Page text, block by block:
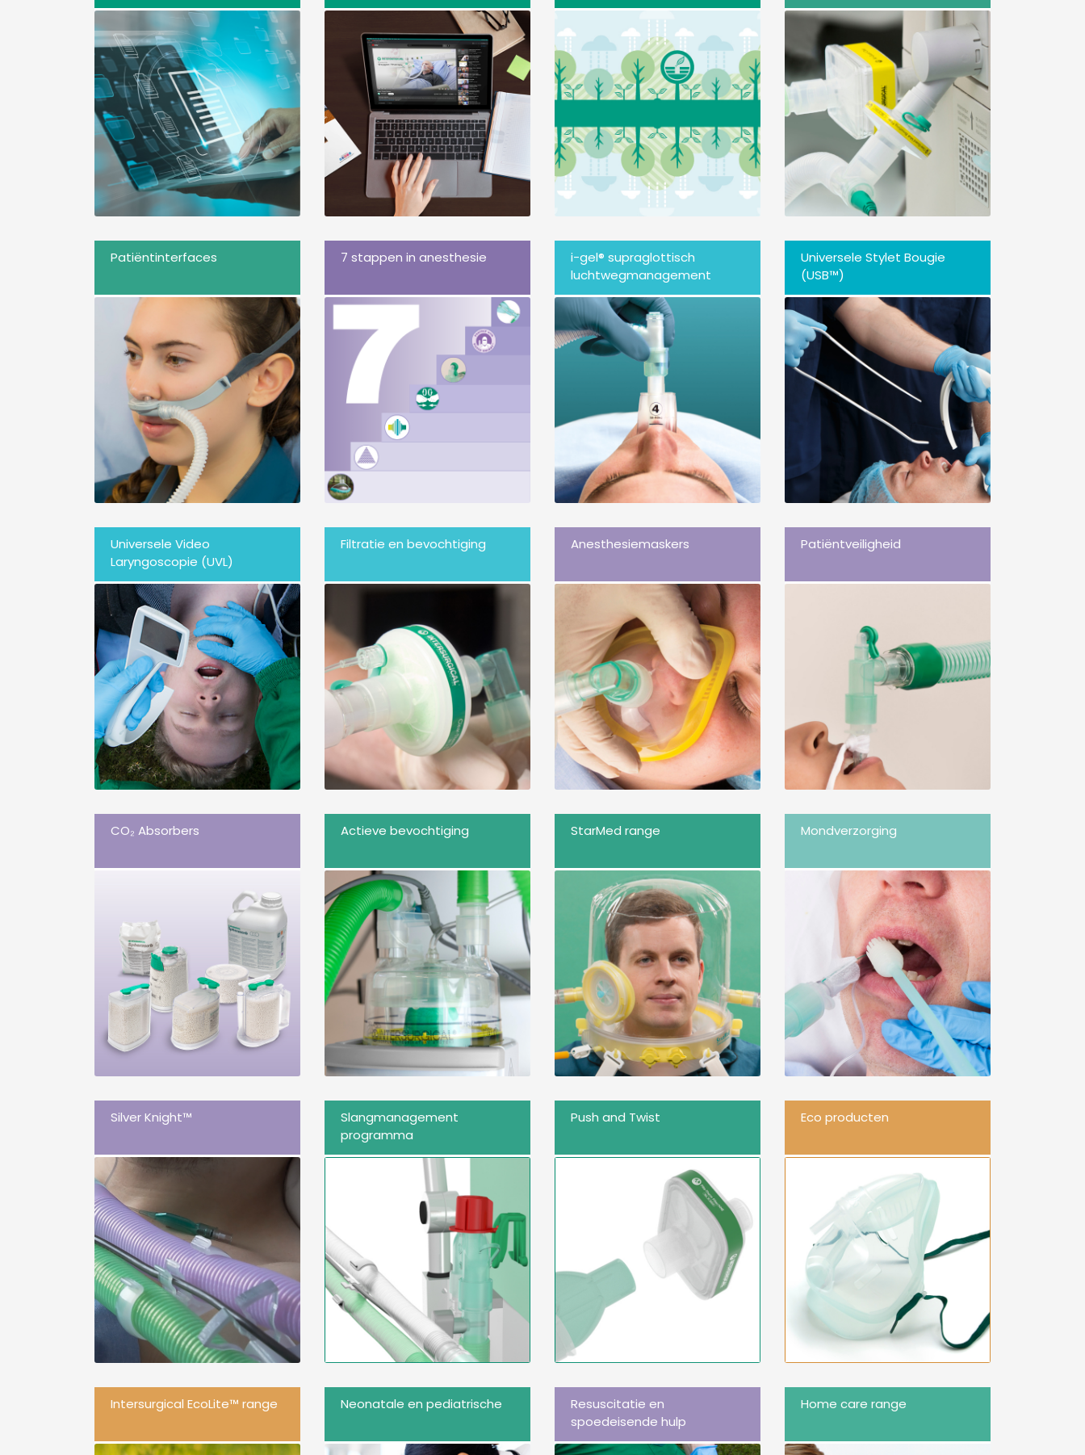
Patiëntinterfaces 7 stappen in anesthesie
i-gel® supraglottisch
luchtwegmanagement
Universele Stylet Bougie
(USB™)
Universele Video
Laryngoscopie (UVL)
Filtratie en bevochtiging Anesthesiemaskers Patiëntveiligheid
CO₂ Absorbers Actieve bevochtiging StarMed range Mondverzorging
Silver Knight™
Slangmanagement
programma
Push and Twist Eco producten
Intersurgical EcoLite™ range Neonatale en pediatrische
Resuscitatie en
spoedeisende hulp
Home care range